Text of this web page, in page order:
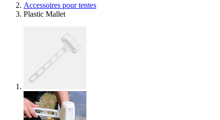
Accessoires pour tentes
Plastic Mallet